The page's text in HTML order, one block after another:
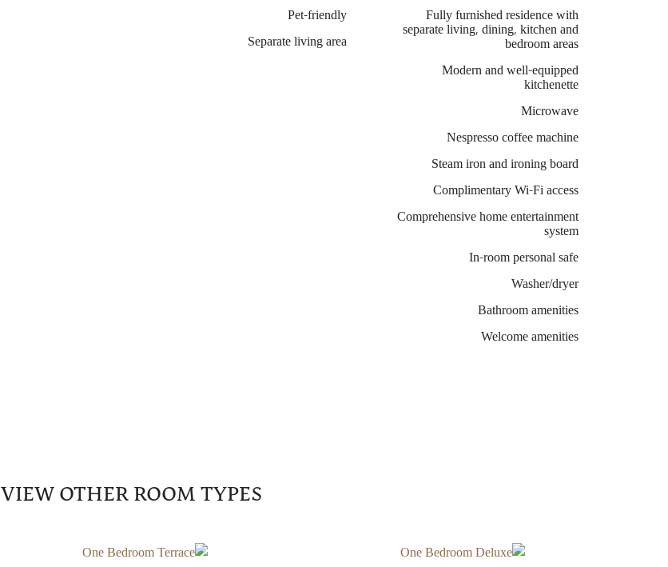
Fully furnished residence with
separate living, dining, kitchen and
bedroom areas
Modern and well-equipped
kitchenette
Microwave
Nespresso coffee machine
Steam iron and ironing board
Complimentary Wi-Fi access
Comprehensive home entertainment
system
In-room personal safe
Washer/dryer
Bathroom amenities
Welcome amenities
Pet-friendly
Separate living area
VIEW OTHER ROOM TYPES